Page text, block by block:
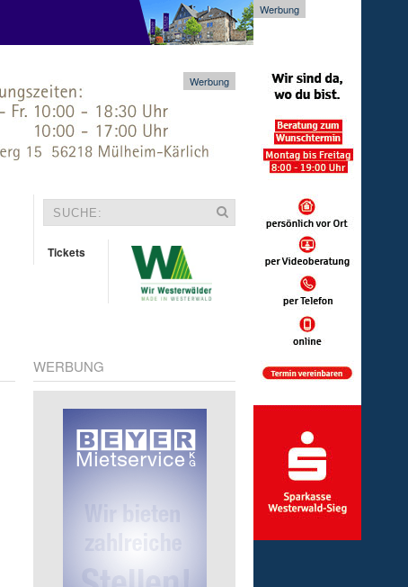
Werbung
Werbung
Tickets
WERBUNG